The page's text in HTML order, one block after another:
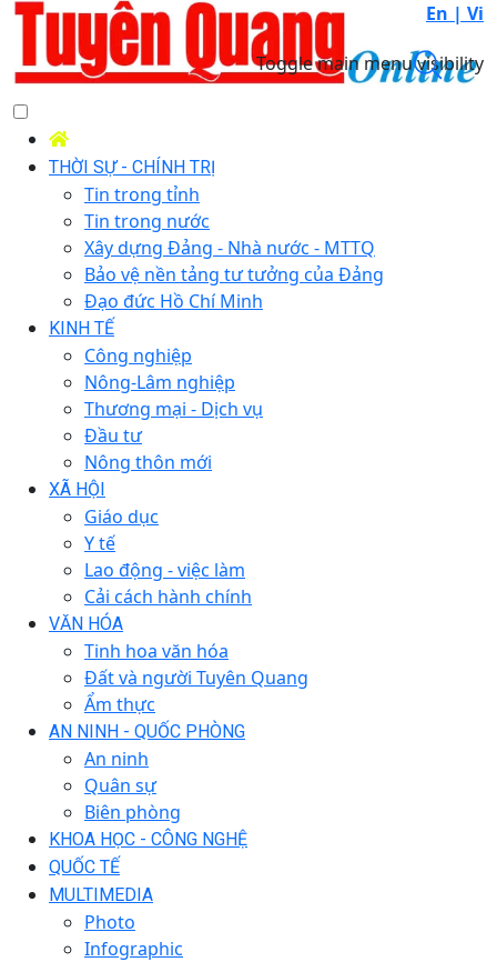
En | Vi
Toggle main menu visibility
THỜI SỰ - CHÍNH TRỊ
Tin trong tỉnh
Tin trong nước
Xây dựng Đảng - Nhà nước - MTTQ
Bảo vệ nền tảng tư tưởng của Đảng
Đạo đức Hồ Chí Minh
KINH TẾ
Công nghiệp
Nông-Lâm nghiệp
Thương mại - Dịch vụ
Đầu tư
Nông thôn mới
XÃ HỘI
Giáo dục
Y tế
Lao động - việc làm
Cải cách hành chính
VĂN HÓA
Tinh hoa văn hóa
Đất và người Tuyên Quang
Ẩm thực
AN NINH - QUỐC PHÒNG
An ninh
Quân sự
Biên phòng
KHOA HỌC - CÔNG NGHỆ
QUỐC TẾ
MULTIMEDIA
Photo
Infographic